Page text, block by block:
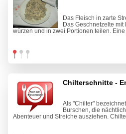
Das Fleisch in zarte
Das Geschnetzelte
würzen und in zwei Portionen teilen. Eine
Chilterschnitte -
Als "Chilter"
Burschen, die
Abenteuer und Streiche ausziehen.